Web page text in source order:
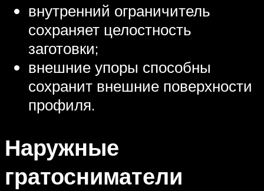
внутренний ограничитель
сохраняет целостность
заготовки;
внешние упоры способны
сохранит внешние поверхности
профиля.
Наружные
гратосниматели